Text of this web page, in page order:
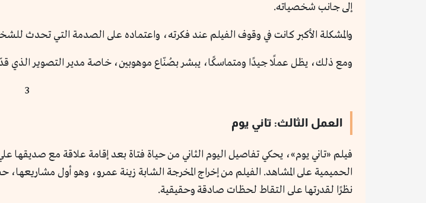
إلى جانب شخصياته.
والمشكلة الأكبر كانت في وقوف الفيلم عند فكرته، واعتماده على الصدمة التي تحدث
ومع ذلك، يظل عملًا جيدًا ومتماسكًا، يبشر بصُنّاع موهوبين، خاصة مدير التصوير الذي
3
العمل الثالث: تاني يوم
فيلم «تاني يوم»، يحكي تفاصيل اليوم الثاني من حياة فتاة بعد إقامة علاقة مع صديقها
الحميمية على المشاهد. الفيلم من إخراج المخرجة الشابة زينة عمرو، وهو أول
نظرًا لقدرتها على التقاط لحظات صادقة وحقيقية.